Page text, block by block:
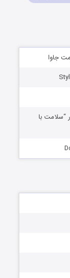
جاوا
“سلامت با